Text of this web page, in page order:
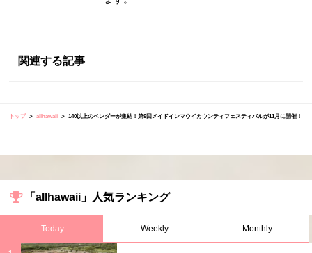
関連する記事
トップ allhawaii 140以上のベンダーが集結！第9回メイドインマウイカウンティフェスティバルが11月に開催！
「allhawaii」人気ランキング
Today Weekly Monthly